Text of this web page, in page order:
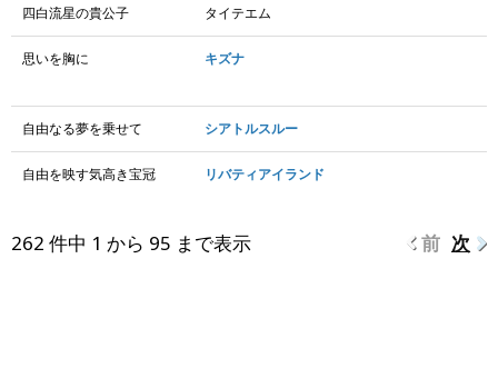
四白流星の貴公子 タイテエム
思いを胸に キズナ
自由なる夢を乗せて シアトルスルー
自由を映す気高き宝冠 リバティアイランド
262 件中 1 から 95 まで表示 前 次